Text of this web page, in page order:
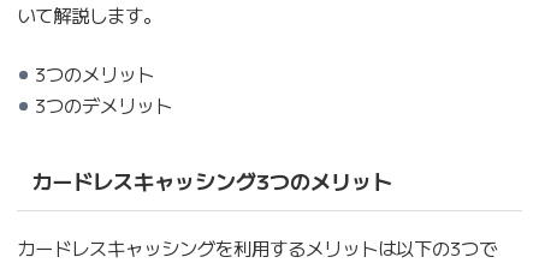
いて解説します。
3つのメリット
3つのデメリット
カードレスキャッシング3つのメリット
カードレスキャッシングを利用するメリットは以下の3つで